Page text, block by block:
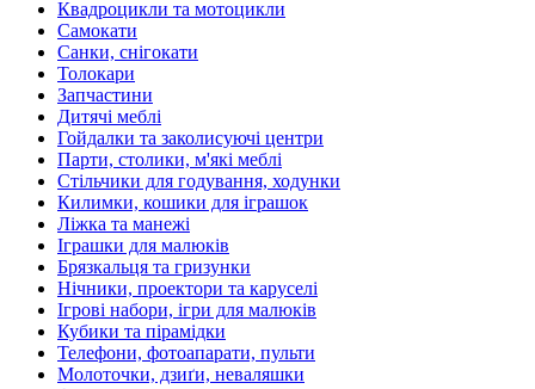
Квадроцикли та мотоцикли
Самокати
Санки, снігокати
Толокари
Запчастини
Дитячі меблі
Гойдалки та заколисуючі центри
Парти, столики, м'які меблі
Стільчики для годування, ходунки
Килимки, кошики для іграшок
Ліжка та манежі
Іграшки для малюків
Брязкальця та гризунки
Нічники, проектори та каруселі
Ігрові набори, ігри для малюків
Кубики та пірамідки
Телефони, фотоапарати, пульти
Молоточки, дзиґи, неваляшки